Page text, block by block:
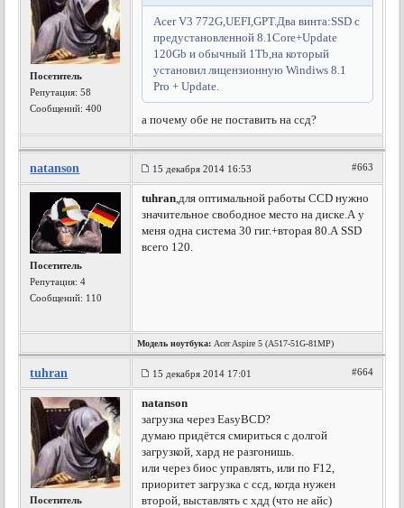
Посетитель
Репутация:58
Сообщений: 400
Acer V3 772G,UEFI,GPT.Два винта:SSD с
предустановленной 8.1Core+Update
120Gb и обычный 1Tb,на который
установил лицензионную Windiws 8.1
Pro + Update.
а почему обе не поставить на ссд?
natanson 15 декабря 2014 16:53 #663
Посетитель
Репутация:4
Сообщений: 110
tuhran,для оптимальной работы CCD нужно
значительное свободное место на диске.А у
меня одна система 30 гиг.+вторая 80.А SSD
всего 120.
Модель ноутбука: Acer Aspire 5 (A517-51G-81MP)
tuhran 15 декабря 2014 17:01 #664
Посетитель
natanson
загрузка через EasyBCD?
думаю придётся смириться с долгой
загрузкой, хард не разгонишь.
или через биос управлять, или по F12,
приоритет загрузка с ссд, когда нужен
второй, выставлять с хдд (что не айс)